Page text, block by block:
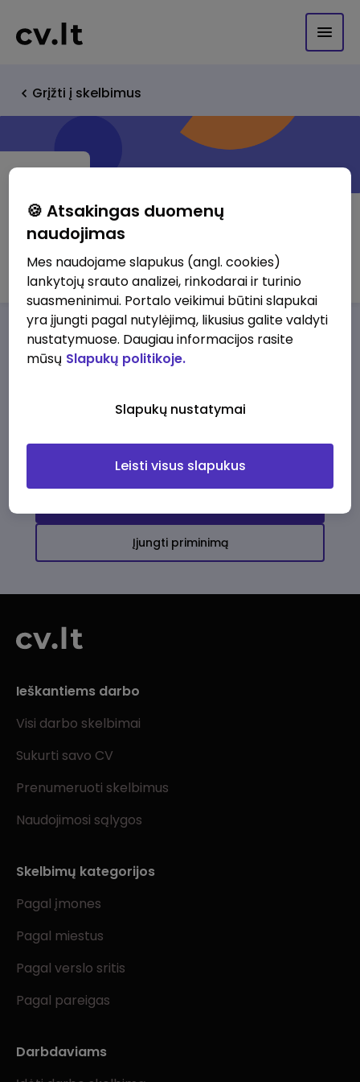
Grįžti į skelbimus
Continental transport, UAB
Darbo pasiūlymaiApie musPrivalumai
darbo pasiūlymų
Įjungti priminimą
Ieškantiems darbo
Visi darbo skelbimai
Sukurti savo CV
Prenumeruoti skelbimus
Naudojimosi sąlygos
Skelbimų kategorijos
Pagal įmones
Pagal miestus
Pagal verslo sritis
Pagal pareigas
Darbdaviams
🍪 Atsakingas duomenų
naudojimas
Mes naudojame slapukus (angl. cookies)
lankytojų srauto analizei, rinkodarai ir turinio
suasmeninimui. Portalo veikimui būtini slapukai
yra įjungti pagal nutylėjimą, likusius galite valdyti
nustatymuose. Daugiau informacijos rasite
mūsų Slapukų politikoje.
Slapukų nustatymai
Leisti visus slapukus